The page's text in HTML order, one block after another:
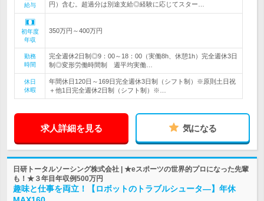
給与
円）含む。超過分は別途支給◎経験に応じてスター…
初年度
年収
350万円～400万円
勤務
時間
完全週休2日制◎9：00～18：00（実働8h、休憩1h）完全週休3日
制◎変形労働時間制 週平均実働…
休日
休暇
年間休日120日～169日完全週休3日制（シフト制）※原則土日祝
＋他1日完全週休2日制（シフト制）※…
求人詳細を見る 気になる
日研トータルソーシング株式会社 | ★eスポーツの世界的プロになった先輩
も！★３年目年収例500万円
趣味と仕事を両立！【ロボットのトラブルシュータ―】年休